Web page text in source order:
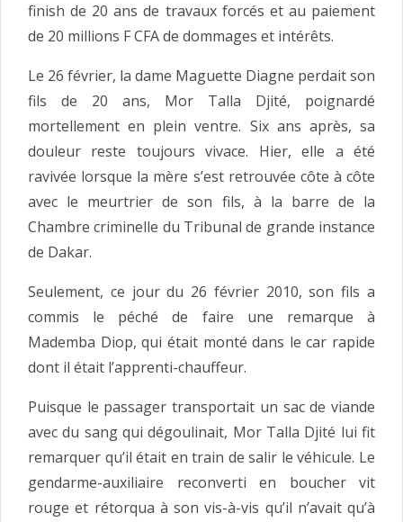
finish de 20 ans de travaux forcés et au paiement
de 20 millions F CFA de dommages et intérêts.
Le 26 février, la dame Maguette Diagne perdait son
fils de 20 ans, Mor Talla Djité, poignardé
mortellement en plein ventre. Six ans après, sa
douleur reste toujours vivace. Hier, elle a été
ravivée lorsque la mère s’est retrouvée côte à côte
avec le meurtrier de son fils, à la barre de la
Chambre criminelle du Tribunal de grande instance
de Dakar.
Seulement, ce jour du 26 février 2010, son fils a
commis le péché de faire une remarque à
Mademba Diop, qui était monté dans le car rapide
dont il était l’apprenti-chauffeur.
Puisque le passager transportait un sac de viande
avec du sang qui dégoulinait, Mor Talla Djité lui fit
remarquer qu’il était en train de salir le véhicule. Le
gendarme-auxiliaire reconverti en boucher vit
rouge et rétorqua à son vis-à-vis qu’il n’avait qu’à